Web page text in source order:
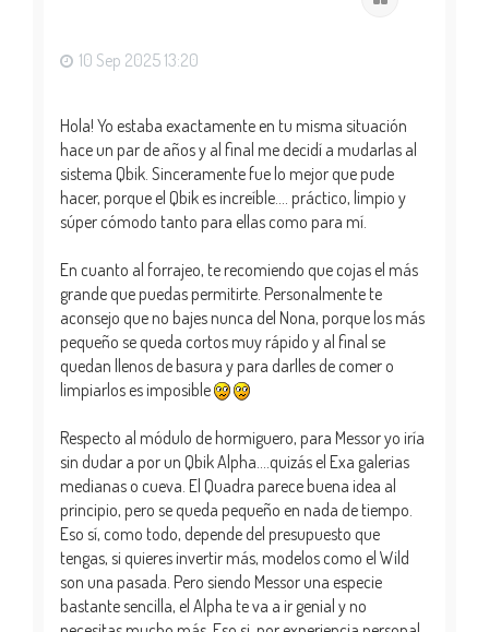
10 Sep 2025 13:20
Hola! Yo estaba exactamente en tu misma situación
hace un par de años y al final me decidí a mudarlas al
sistema Qbik. Sinceramente fue lo mejor que pude
hacer, porque el Qbik es increíble.... práctico, limpio y
súper cómodo tanto para ellas como para mí.
En cuanto al forrajeo, te recomiendo que cojas el más
grande que puedas permitirte. Personalmente te
aconsejo que no bajes nunca del Nona, porque los más
pequeño se queda cortos muy rápido y al final se
quedan llenos de basura y para darlles de comer o
limpiarlos es imposible
Respecto al módulo de hormiguero, para Messor yo iría
sin dudar a por un Qbik Alpha....quizás el Exa galerias
medianas o cueva. El Quadra parece buena idea al
principio, pero se queda pequeño en nada de tiempo.
Eso sí, como todo, depende del presupuesto que
tengas, si quieres invertir más, modelos como el Wild
son una pasada. Pero siendo Messor una especie
bastante sencilla, el Alpha te va a ir genial y no